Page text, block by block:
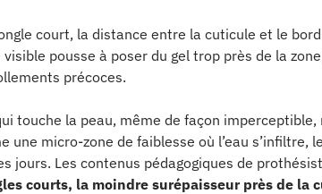
court, la distance entre la cuticule et le
pousse à poser du gel trop près de la
précoces.
touche la peau, même de façon
une micro-zone de faiblesse où l’eau
jours. Les contenus pédagogiques de
courts, la moindre surépaisseur près de la